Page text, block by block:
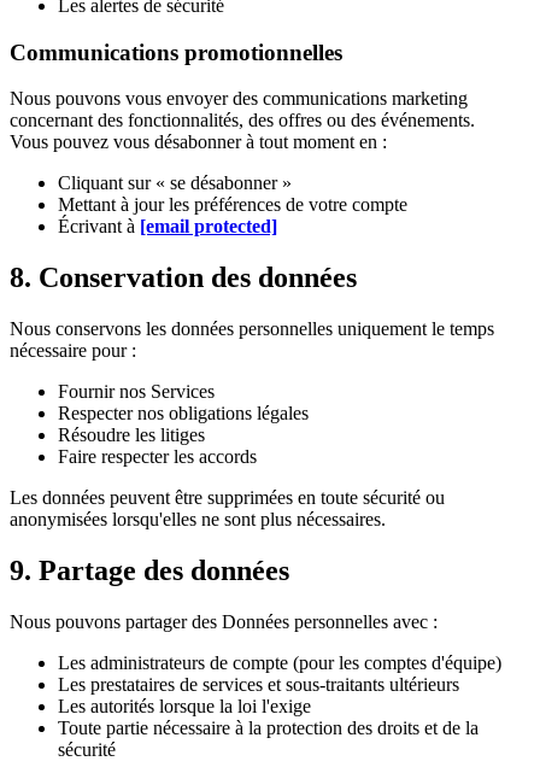
Les alertes de sécurité
Communications promotionnelles
Nous pouvons vous envoyer des communications marketing
concernant des fonctionnalités, des offres ou des événements.
Vous pouvez vous désabonner à tout moment en :
Cliquant sur « se désabonner »
Mettant à jour les préférences de votre compte
Écrivant à [email protected]
8. Conservation des données
Nous conservons les données personnelles uniquement le temps
nécessaire pour :
Fournir nos Services
Respecter nos obligations légales
Résoudre les litiges
Faire respecter les accords
Les données peuvent être supprimées en toute sécurité ou
anonymisées lorsqu'elles ne sont plus nécessaires.
9. Partage des données
Nous pouvons partager des Données personnelles avec :
Les administrateurs de compte (pour les comptes d'équipe)
Les prestataires de services et sous-traitants ultérieurs
Les autorités lorsque la loi l'exige
Toute partie nécessaire à la protection des droits et de la
sécurité